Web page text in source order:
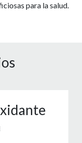
para la salud.